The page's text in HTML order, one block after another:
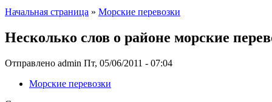
Начальная страница » Морские перевозки
Несколько слов о районе морские
Отправлено admin Пт, 05/06/2011 - 07:04
Морские перевозки